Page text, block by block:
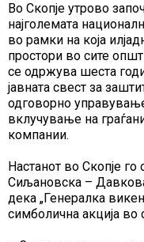
Во Скопје утрово
најголемата
во рамки на која
простори во сите
се одржува шеста
јавната свест за
одговорно
вклучување на
компании.
Настанот во Скопје
Сиљановска –
дека „Генералка
симболична акција во